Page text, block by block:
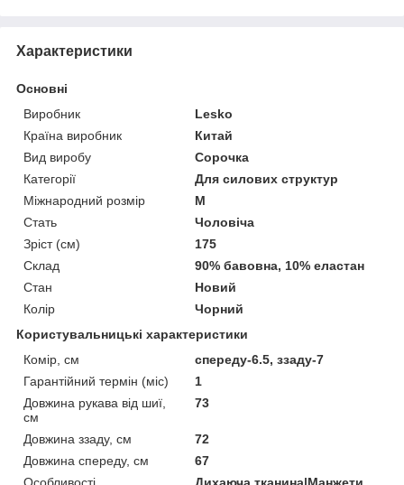
Характеристики
Основні
Виробник
Lesko
Країна виробник
Китай
Вид виробу
Сорочка
Категорії
Для силових структур
Міжнародний розмір
M
Стать
Чоловіча
Зріст (см)
175
Склад
90% бавовна, 10% еластан
Стан
Новий
Колір
Чорний
Користувальницькі характеристики
Комір, см
спереду-6.5, ззаду-7
Гарантійний термін (міс)
1
Довжина рукава від шиї,
см
73
Довжина ззаду, см
72
Довжина спереду, см
67
Особливості
Дихаюча тканина|Манжети